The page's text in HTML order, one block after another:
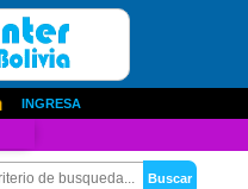
INGRESA